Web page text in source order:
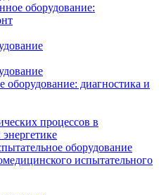
оборудование:
оборудование: диагностика и
процессов в
оборудование
испытательного